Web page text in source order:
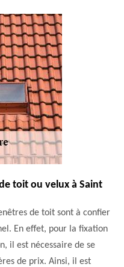
toit ou velux à Saint
de toit sont à confier
En effet, pour la fixation
il est nécessaire de se
de prix. Ainsi, il est